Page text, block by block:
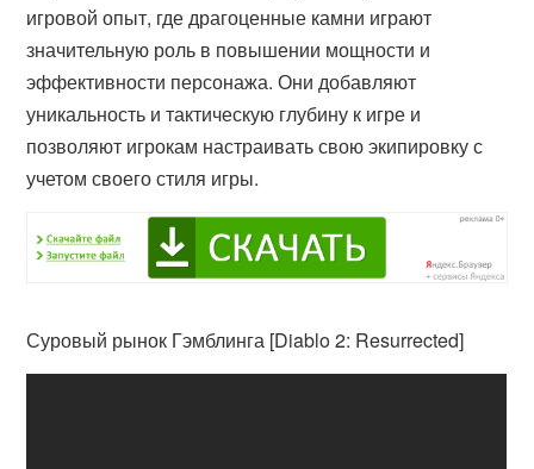
игровой опыт, где драгоценные камни играют
значительную роль в повышении мощности и
эффективности персонажа. Они добавляют
уникальность и тактическую глубину к игре и
позволяют игрокам настраивать свою экипировку с
учетом своего стиля игры.
Суровый рынок Гэмблинга [Diablo 2: Resurrected]